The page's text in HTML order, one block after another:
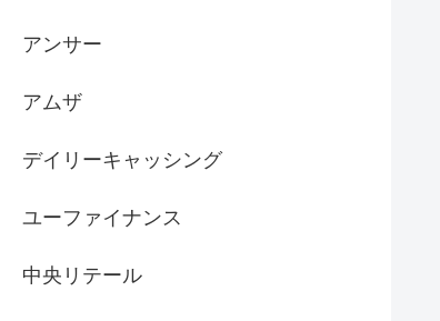
アンサー
アムザ
デイリーキャッシング
ユーファイナンス
中央リテール